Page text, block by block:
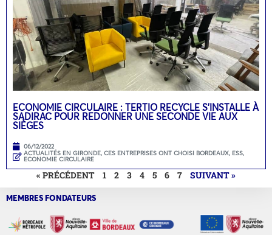
ECONOMIE CIRCULAIRE : TERTIO RECYCLE S’INSTALLE À
SADIRAC POUR REDONNER UNE SECONDE VIE AUX
SIÈGES
06/12/2022
ACTUALITÉS EN GIRONDE, CES ENTREPRISES ONT CHOISI BORDEAUX, ESS,
ECONOMIE CIRCULAIRE
« PRÉCÉDENT 1 2 3 4 5 6 7 SUIVANT »
MEMBRES FONDATEURS